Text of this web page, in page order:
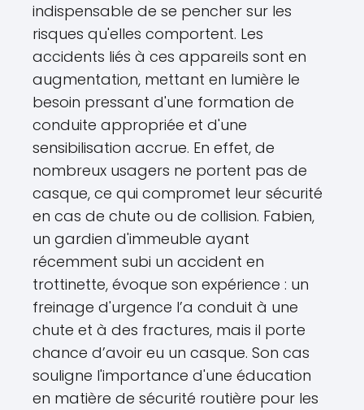
indispensable de se pencher sur les
risques qu'elles comportent. Les
accidents liés à ces appareils sont en
augmentation, mettant en lumière le
besoin pressant d'une formation de
conduite appropriée et d'une
sensibilisation accrue. En effet, de
nombreux usagers ne portent pas de
casque, ce qui compromet leur sécurité
en cas de chute ou de collision. Fabien,
un gardien d'immeuble ayant
récemment subi un accident en
trottinette, évoque son expérience : un
freinage d'urgence l’a conduit à une
chute et à des fractures, mais il porte
chance d’avoir eu un casque. Son cas
souligne l'importance d'une éducation
en matière de sécurité routière pour les